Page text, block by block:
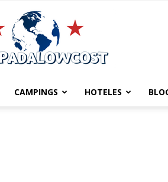
CAMPINGS HOTELES